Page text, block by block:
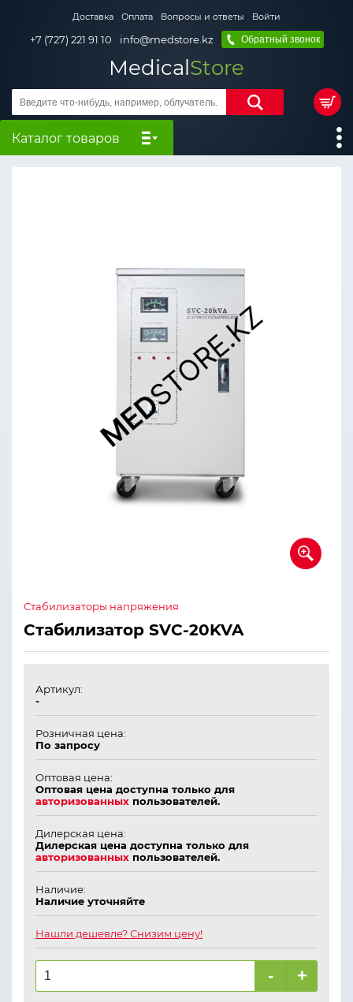
Доставка Оплата Вопросы и ответы Войти
+7 (727) 221 91 10 info@medstore.kz Обратный звонок
MedicalStore
Каталог товаров
Стабилизаторы напряжения
Стабилизатор SVC-20KVA
Артикул:
-
Розничная цена:
По запросу
Оптовая цена:
Оптовая цена доступна только для
авторизованных пользователей.
Дилерская цена:
Дилерская цена доступна только для
авторизованных пользователей.
Наличие:
Наличие уточняйте
Нашли дешевле? Снизим цену!
- +